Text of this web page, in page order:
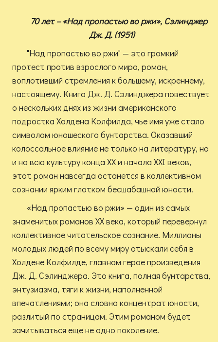
70 лет – «Над пропастью во ржи», Сэлинджер
Дж. Д. (1951)
"Над пропастью во ржи" — это громкий
протест против взрослого мира, роман,
воплотивший стремления к большему, искреннему,
настоящему. Книга Дж. Д. Сэлинджера повествует
о нескольких днях из жизни американского
подростка Холдена Колфилда, чье имя уже стало
символом юношеского бунтарства. Оказавший
колоссальное влияние не только на литературу, но
и на всю культуру конца XX и начала XXI веков,
этот роман навсегда останется в коллективном
сознании ярким глотком бесшабашной юности.
«Над пропастью во ржи» — один из самых
знаменитых романов XX века, который перевернул
коллективное читательское сознание. Миллионы
молодых людей по всему миру отыскали себя в
Холдене Колфилде, главном герое произведения
Дж. Д. Сэлинджера. Это книга, полная бунтарства,
энтузиазма, тяги к жизни, наполненной
впечатлениями; она словно концентрат юности,
разлитый по страницам. Этим романом будет
зачитываться еще не одно поколение.